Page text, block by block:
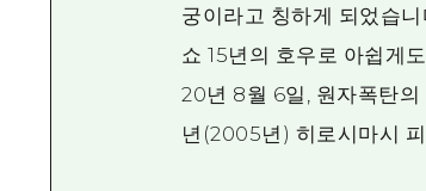
궁이라고 칭하게 되었습
쇼 15년의 호우로 아쉽게
20년 8월 6일, 원자폭탄의
년(2005년) 히로시마시